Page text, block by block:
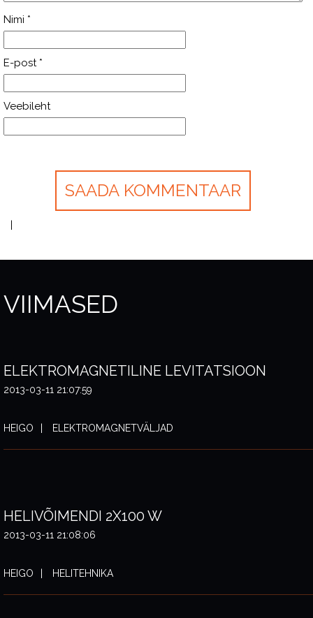
Nimi *
E-post *
Veebileht
VIIMASED
ELEKTROMAGNETILINE LEVITATSIOON
2013-03-11 21:07:59
HEIGO ELEKTROMAGNETVÄLJAD
HELIVÕIMENDI 2X100 W
2013-03-11 21:08:06
HEIGO HELITEHNIKA